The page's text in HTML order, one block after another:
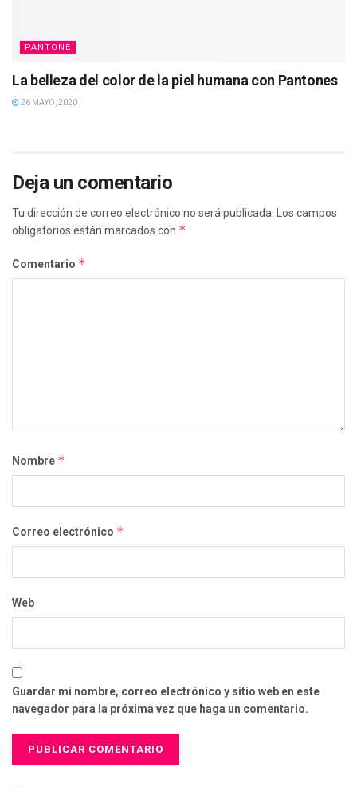
PANTONE
La belleza del color de la piel humana con Pantones
26 MAYO, 2020
Deja un comentario
Tu dirección de correo electrónico no será publicada. Los campos
obligatorios están marcados con *
Comentario *
Nombre *
Correo electrónico *
Web
Guardar mi nombre, correo electrónico y sitio web en este
navegador para la próxima vez que haga un comentario.